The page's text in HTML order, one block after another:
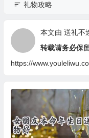
礼物攻略
本文由 送礼不
转载请务必保
https://